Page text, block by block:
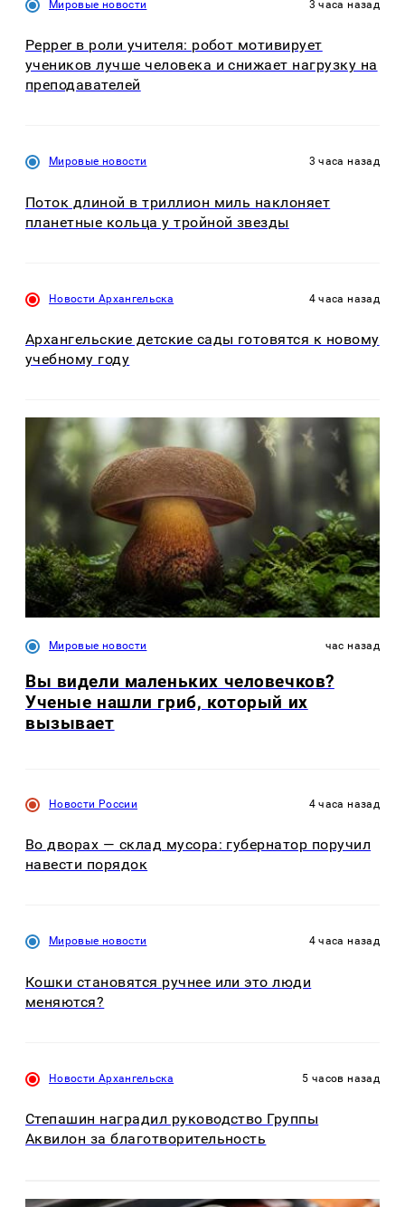
Мировые новости 3 часа назад
Pepper в роли учителя: робот мотивирует
учеников лучше человека и снижает нагрузку на
преподавателей
Мировые новости 3 часа назад
Поток длиной в триллион миль наклоняет
планетные кольца у тройной звезды
Новости Архангельска 4 часа назад
Архангельские детские сады готовятся к новому
учебному году
Мировые новости час назад
Вы видели маленьких человечков?
Ученые нашли гриб, который их
вызывает
Новости России 4 часа назад
Во дворах — склад мусора: губернатор поручил
навести порядок
Мировые новости 4 часа назад
Кошки становятся ручнее или это люди
меняются?
Новости Архангельска 5 часов назад
Степашин наградил руководство Группы
Аквилон за благотворительность